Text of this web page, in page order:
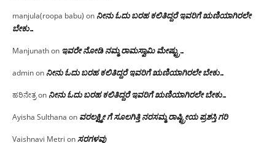
manjula(roopa babu) on ನೀನು ಓದು ಬರಹ ಕಲಿತಿದ್ದರೆ ಇವರಿಗೆ ಋಣಿಯಾಗಿರಲೇ
ಬೇಕು…
Manjunathon ಇವರೇ‌ ನೋಡಿ‌ ನಮ್ಮ‌ ರಾಮಸ್ವಾಮಿ ಮೇಷ್ಟ್ರು…
adminon ನೀನು ಓದು ಬರಹ ಕಲಿತಿದ್ದರೆ ಇವರಿಗೆ ಋಣಿಯಾಗಿರಲೇ ಬೇಕು…
ಹರಿನೇತ್ರon ನೀನು ಓದು ಬರಹ ಕಲಿತಿದ್ದರೆ ಇವರಿಗೆ ಋಣಿಯಾಗಿರಲೇ ಬೇಕು…
Ayisha Sulthana on ವರಲಕ್ಷ್ಮೀ ಗೆ ಸೂಲಗಿತ್ತಿ ನರಸಮ್ಮ‌ ರಾಷ್ಟ್ರೀಯ ಪ್ರಶಸ್ತಿ ಗರಿ
Vaishnavi Metri onಸರಗಳವು